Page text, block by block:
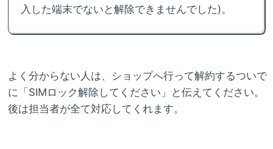
入した端末でないと解除できませんでした)。
よく分からない人は、ショップへ行って解約するついで
に「SIMロック解除してください」と伝えてください。
後は担当者が全て対応してくれます。